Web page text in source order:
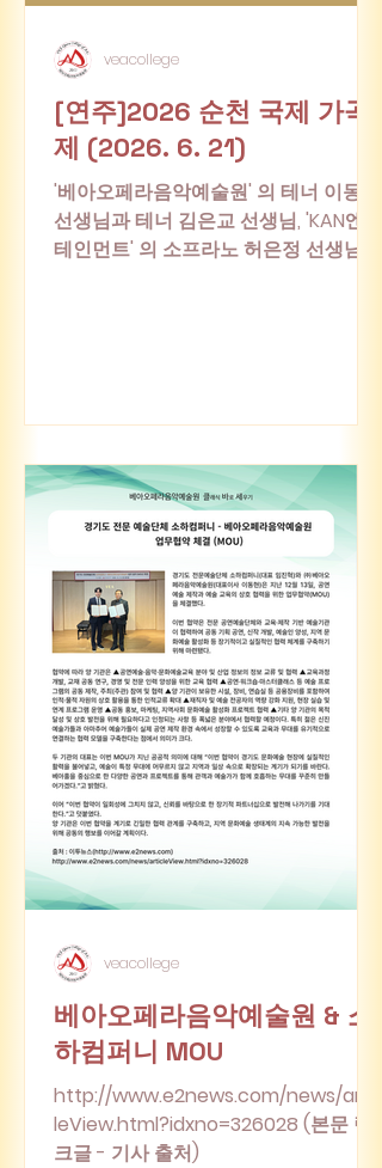
[연주]2026 순천 국제 가곡
제 (2026. 6. 21)
'베아오페라음악예술원' 의 테너 이동현
선생님과 테너 김은교 선생님, 'KAN엔터
테인먼트' 의 소프라노 허은정 선생님과,
가곡제 #순천 #국제 #가곡제 #연주
회
veacollege
베아오페라음악예술원 & 소
하컴퍼니 MOU
http://www.e2news.com/news/artic
leView.html?idxno=326028 (본문 링
크글 - 기사 출처)
veacollege